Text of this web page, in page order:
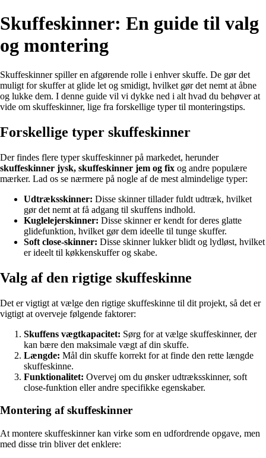
Skuffeskinner: En guide til valg
og montering
Skuffeskinner spiller en afgørende rolle i enhver skuffe. De gør det
muligt for skuffer at glide let og smidigt, hvilket gør det nemt at åbne
og lukke dem. I denne guide vil vi dykke ned i alt hvad du behøver at
vide om skuffeskinner, lige fra forskellige typer til monteringstips.
Forskellige typer skuffeskinner
Der findes flere typer skuffeskinner på markedet, herunder
skuffeskinner jysk, skuffeskinner jem og fix og andre populære
mærker. Lad os se nærmere på nogle af de mest almindelige typer:
Udtræksskinner: Disse skinner tillader fuldt udtræk, hvilket
gør det nemt at få adgang til skuffens indhold.
Kuglelejerskinner: Disse skinner er kendt for deres glatte
glidefunktion, hvilket gør dem ideelle til tunge skuffer.
Soft close-skinner: Disse skinner lukker blidt og lydløst, hvilket
er ideelt til køkkenskuffer og skabe.
Valg af den rigtige skuffeskinne
Det er vigtigt at vælge den rigtige skuffeskinne til dit projekt, så det er
vigtigt at overveje følgende faktorer:
Skuffens vægtkapacitet: Sørg for at vælge skuffeskinner, der
kan bære den maksimale vægt af din skuffe.
Længde: Mål din skuffe korrekt for at finde den rette længde
skuffeskinne.
Funktionalitet: Overvej om du ønsker udtræksskinner, soft
close-funktion eller andre specifikke egenskaber.
Montering af skuffeskinner
At montere skuffeskinner kan virke som en udfordrende opgave, men
med disse trin bliver det enklere: